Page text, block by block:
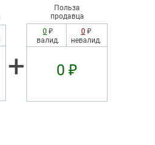
+
Польза
продавца
0 ₽
валид.
0 ₽
невалид.
0 ₽